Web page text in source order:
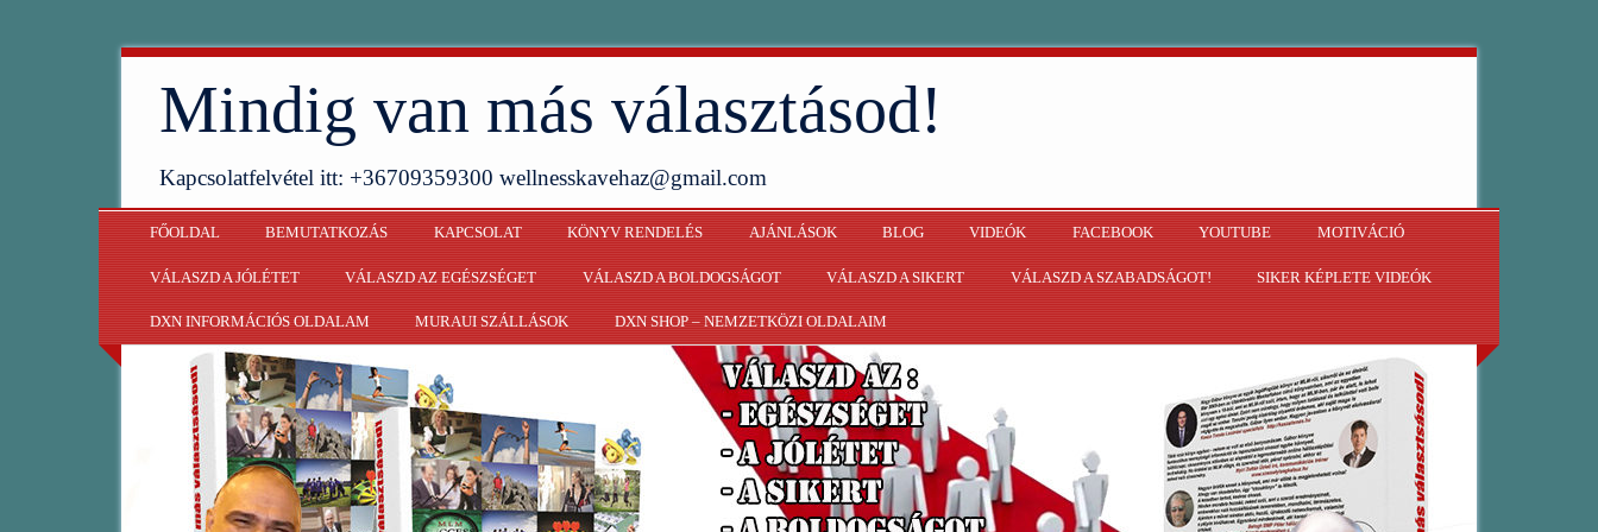
Mindig van más választásod!
Kapcsolatfelvétel itt: +36709359300 wellnesskavehaz@gmail.com
FŐOLDAL BEMUTATKOZÁS KAPCSOLAT KÖNYV RENDELÉS AJÁNLÁSOK BLOG VIDEÓK FACEBOOK YOUTUBE MOTIVÁCIÓ
VÁLASZD A JÓLÉTET VÁLASZD AZ EGÉSZSÉGET VÁLASZD A BOLDOGSÁGOT VÁLASZD A SIKERT VÁLASZD A SZABADSÁGOT! SIKER KÉPLETE VIDEÓK
DXN INFORMÁCIÓS OLDALAM MURAUI SZÁLLÁSOK DXN SHOP – NEMZETKÖZI OLDALAIM